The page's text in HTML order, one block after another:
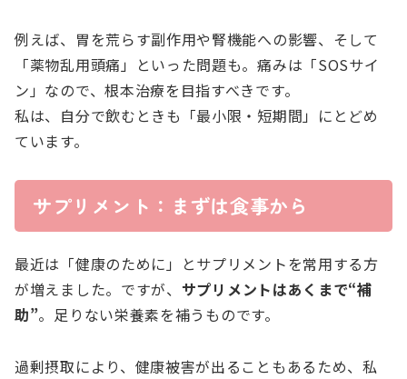
例えば、胃を荒らす副作用や腎機能への影響、そして
「薬物乱用頭痛」といった問題も。痛みは「SOSサイ
ン」なので、根本治療を目指すべきです。
私は、自分で飲むときも「最小限・短期間」にとどめ
ています。
サプリメント：まずは食事から
最近は「健康のために」とサプリメントを常用する方
が増えました。ですが、 サプリメントはあくまで“補
助”。足りない栄養素を補うものです。
過剰摂取により、健康被害が出ることもあるため、私